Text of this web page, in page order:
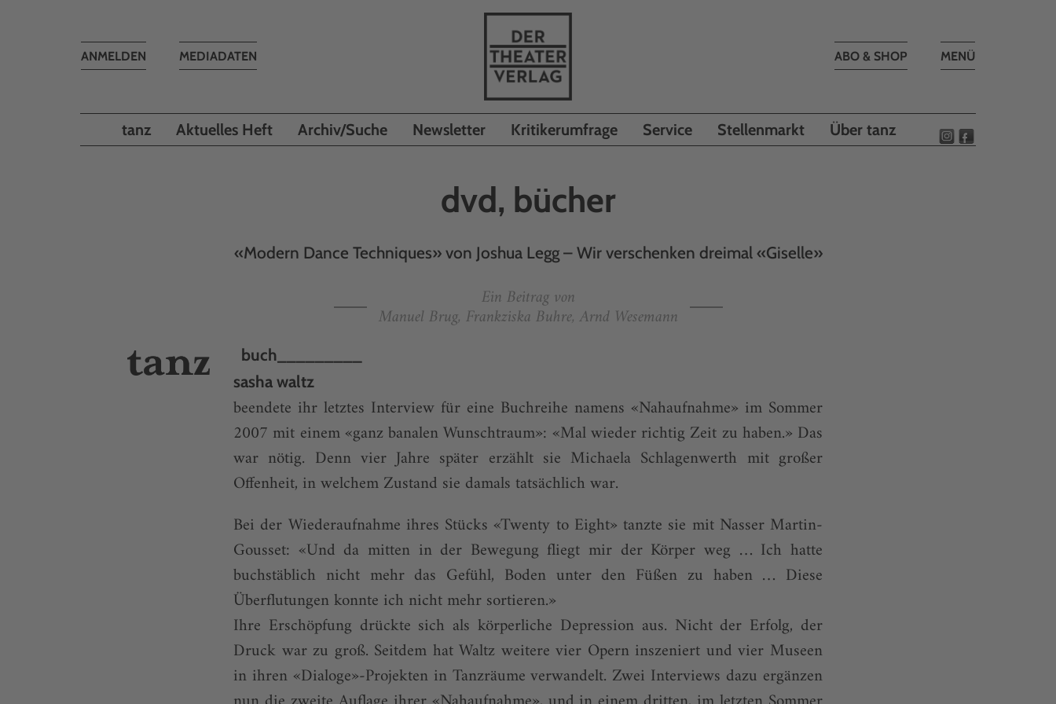
Toggle
MENÜ
ABO & SHOP
MEDIADATEN
Toggle
ANMELDEN
tanz Aktuelles Heft Archiv/Suche Newsletter Kritikerumfrage Service Stellenmarkt Über tanz
dvd, bücher
«Modern Dance Techniques» von Joshua Legg – Wir verschenken dreimal «Giselle»
Ein Beitrag von
Manuel Brug, Frankziska Buhre, Arnd Wesemann
buch_________
sasha waltz
beendete ihr letztes Interview für eine Buchreihe namens «Nahaufnahme» im Sommer
2007 mit einem «ganz banalen Wunschtraum»: «Mal wieder richtig Zeit zu haben.» Das
war nötig. Denn vier Jahre später erzählt sie Michaela Schlagenwerth mit großer
Offenheit, in welchem Zustand sie damals tatsächlich war.
Bei der Wiederaufnahme ihres Stücks «Twenty to Eight» tanzte sie mit Nasser Martin-
Gousset: «Und da mitten in der Bewegung fliegt mir der Körper weg … Ich hatte
buchstäblich nicht mehr das Gefühl, Boden unter den Füßen zu haben … Diese
Überflutungen konnte ich nicht mehr sortieren.»
Ihre Erschöpfung drückte sich als körperliche Depression aus. Nicht der Erfolg, der
Druck war zu groß. Seitdem hat Waltz weitere vier Opern inszeniert und vier Museen
in ihren «Dialoge»-Projekten in Tanzräume verwandelt. Zwei Interviews dazu ergänzen